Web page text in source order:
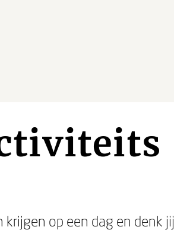
op een dag en denk jij